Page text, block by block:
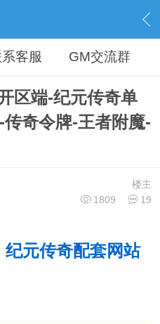
开区版本下载 › 内容
客服 GM交流群
区端-纪元传奇单
奇令牌-王者附魔-
楼主
1809
19
纪元传奇配套网站